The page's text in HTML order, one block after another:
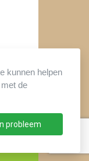
kunnen helpen
de
probleem